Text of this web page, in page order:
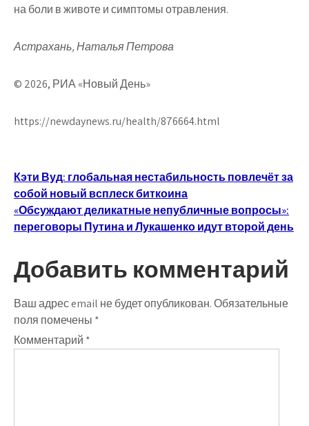
на боли в животе и симптомы отравления.
Астрахань, Наталья Петрова
© 2026, РИА «Новый День»
https://newdaynews.ru/health/876664.html
Навигация
по
записям
Кэти Вуд: глобальная нестабильность повлечёт за
собой новый всплеск биткоина
«Обсуждают деликатные непубличные вопросы»:
переговоры Путина и Лукашенко идут второй день
Добавить комментарий
Ваш адрес email не будет опубликован.Обязательные
поля помечены *
Комментарий *